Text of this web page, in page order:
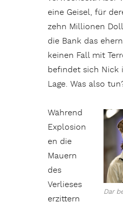
eine Geisel, für
zehn Millionen
die Bank das
keinen Fall mit
befindet sich Nick
Lage. Was also
Dar
Während
Explosion
en die
Mauern
des
Verlieses
erzittern